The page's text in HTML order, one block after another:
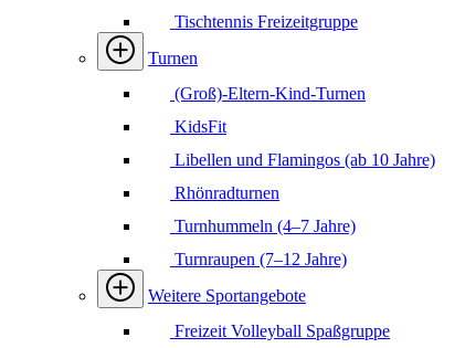
Tischtennis Freizeitgruppe
Turnen
(Groß)-Eltern-Kind-Turnen
KidsFit
Libellen und Flamingos (ab 10 Jahre)
Rhönradturnen
Turnhummeln (4–7 Jahre)
Turnraupen (7–12 Jahre)
Weitere Sportangebote
Freizeit Volleyball Spaßgruppe